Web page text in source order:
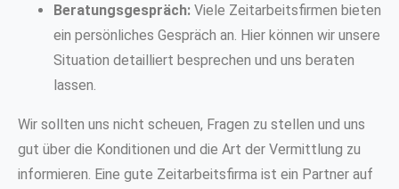
Beratungsgespräch: Viele Zeitarbeitsfirmen bieten
ein persönliches Gespräch an. Hier können wir unsere
Situation detailliert besprechen und uns beraten
lassen.
Wir sollten uns nicht scheuen, Fragen zu stellen und uns
gut über die Konditionen und die Art der Vermittlung zu
informieren. Eine gute Zeitarbeitsfirma ist ein Partner auf